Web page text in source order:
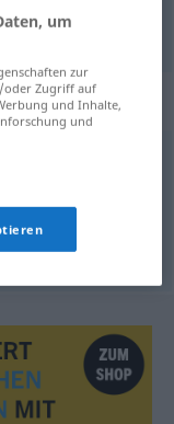
um
zur
oder Zugriff auf
und Inhalte,
und